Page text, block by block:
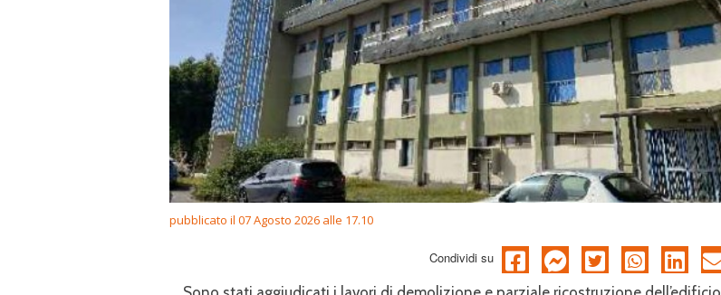
pubblicato il 07 Agosto 2026 alle 17.10
Condividi su